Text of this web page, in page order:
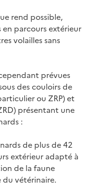
rend possible,
en parcours extérieur
volailles sans
prévues
des couloirs de
ou ZRP) et
présentant une
:
de plus de 42
extérieur adapté à
de la faune
du vétérinaire.